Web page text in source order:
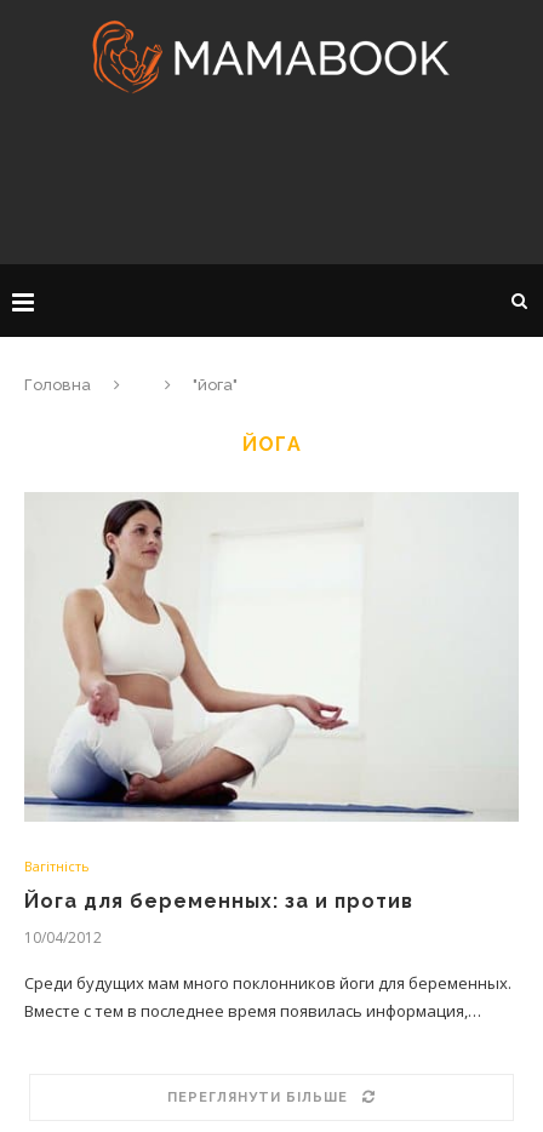
Головна "йога"
ЙОГА
Вагітність
Йога для беременных: за и против
10/04/2012
Среди будущих мам много поклонников йоги для беременных.
Вместе с тем в последнее время появилась информация,…
ПЕРЕГЛЯНУТИ БІЛЬШЕ